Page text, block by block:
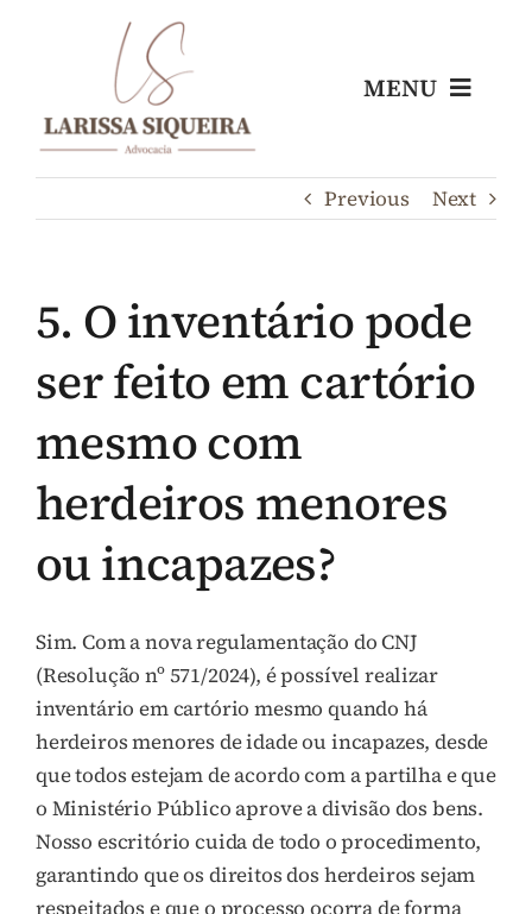
MENU
Home
Nossos Profissionais
Blog
Perguntas Frequentes (FAQ)
Contato
Previous Next
5. O inventário pode
ser feito em cartório
mesmo com
herdeiros menores
ou incapazes?
Sim. Com a nova regulamentação do CNJ
(Resolução nº 571/2024), é possível realizar
inventário em cartório mesmo quando há
herdeiros menores de idade ou incapazes, desde
que todos estejam de acordo com a partilha e que
o Ministério Público aprove a divisão dos bens.
Nosso escritório cuida de todo o procedimento,
garantindo que os direitos dos herdeiros sejam
respeitados e que o processo ocorra de forma